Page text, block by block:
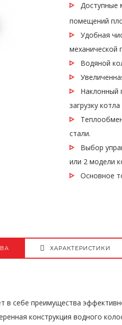
Доступные
помещений
Удобная
механической
Водяной
Наклонный
загрузку
стали.
Выбор
или 2 модели
Основное
ХАРАКТЕРИСТИКИ
в себе преимущества
конструкция водного